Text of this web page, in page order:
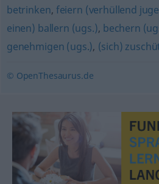
betrinken, feiern (verhüllend
einen) ballern (ugs.), bechern
genehmigen (ugs.), (sich)
© OpenThesaurus.de